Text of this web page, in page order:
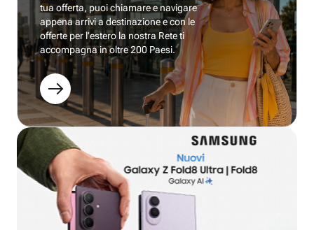
tua offerta, puoi chiamare e navigare
appena arrivi a destinazione e con le
offerte per l’estero la nostra Rete ti
accompagna in oltre 200 Paesi.